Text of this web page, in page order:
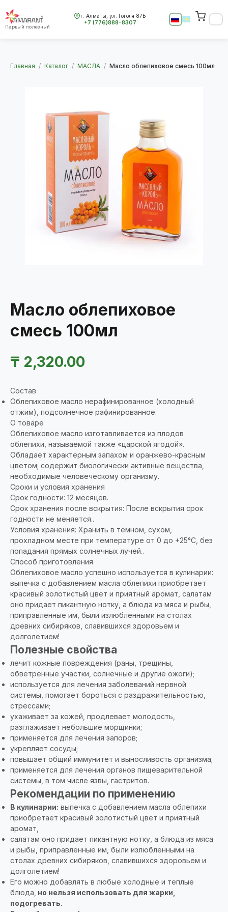
Первый полезный
г. Алматы, ул. Гоголя 87Б
+7 (776)888-8307
Главная / Каталог / МАСЛА / Масло облепиховое смесь 100мл
Масло облепиховое
смесь 100мл
₸ 2,320.00
Состав
Облепиховое масло нерафинированное (холодный
отжим), подсолнечное рафинированное.
О товаре
Облепиховое масло изготавливается из плодов
облепихи, называемой также «царской ягодой».
Обладает характерным запахом и оранжево-красным
цветом; содержит биологически активные вещества,
необходимые человеческому организму.
Сроки и условия хранения
Срок годности: 12 месяцев.
Срок хранения после вскрытия: После вскрытия срок
годности не меняется..
Условия хранения: Хранить в тёмном, сухом,
прохладном месте при температуре от 0 до +25°С, без
попадания прямых солнечных лучей..
Способ приготовления
Облепиховое масло успешно используется в кулинарии:
выпечка с добавлением масла облепихи приобретает
красивый золотистый цвет и приятный аромат, салатам
оно придает пикантную нотку, а блюда из мяса и рыбы,
приправленные им, были излюбленными на столах
древних сибиряков, славившихся здоровьем и
долголетием!
Полезные свойства
лечит кожные повреждения (раны, трещины,
обветренные участки, солнечные и другие ожоги);
используется для лечения заболеваний нервной
системы, помогает бороться с раздражительностью,
стрессами;
ухаживает за кожей, продлевает молодость,
разглаживает небольшие морщинки;
применяется для лечения запоров;
укрепляет сосуды;
повышает общий иммунитет и выносливость организма;
применяется для лечения органов пищеварительной
системы, в том числе язвы, гастритов.
Рекомендации по применению
В кулинарии: выпечка с добавлением масла облепихи
приобретает красивый золотистый цвет и приятный
аромат,
салатам оно придает пикантную нотку, а блюда из мяса
и рыбы, приправленные им, были излюбленными на
столах древних сибиряков, славившихся здоровьем и
долголетием!
Его можно добавлять в любые холодные и теплые
блюда, но нельзя использовать для жарки,
подогревать.